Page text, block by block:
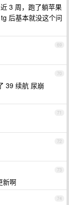
3 周，跑了躺苹果
后基本就没这个问
69
70
39 续航 尿崩
71
72
73
新啊
74